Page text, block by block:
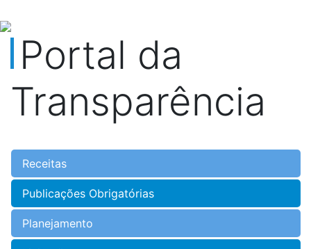
Portal da
Transparência
Receitas
Publicações Obrigatórias
Planejamento